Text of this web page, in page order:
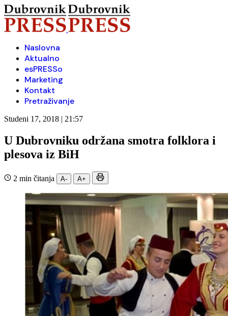
Naslovna
Aktualno
esPRESSo
Marketing
Kontakt
Pretraživanje
Studeni 17, 2018 | 21:57
U Dubrovniku održana smotra folklora i
plesova iz BiH
2 min čitanja A- A+